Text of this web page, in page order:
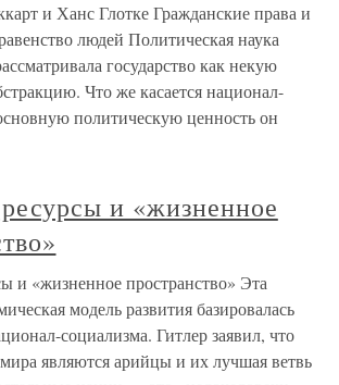
и Ханс Глотке Гражданские права и
людей Политическая наука
государство как некую
Что же касается национал-
политическую ценность он
и «жизненное
и «жизненное пространство» Эта
модель развития базировалась
социализма. Гитлер заявил, что
являются арийцы и их лучшая ветвь